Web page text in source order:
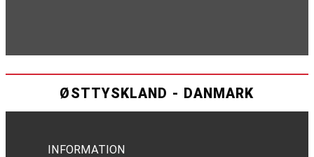
ØSTTYSKLAND - DANMARK
INFORMATION